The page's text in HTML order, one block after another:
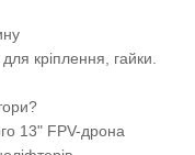
кріплення, гайки.
13" FPV-дрона